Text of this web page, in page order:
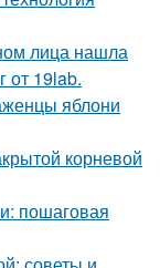
лица нашла
от 19lab.
яблони
корневой
пошаговая